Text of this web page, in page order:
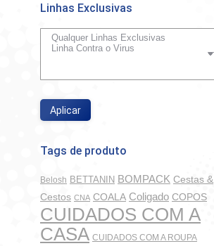
Linhas Exclusivas
Aplicar
Tags de produto
Belosh BETTANIN BOMPACK Cestas &
Cestos CNA COALA Coligado COPOS
CUIDADOS COM A
CASA CUIDADOS COM A ROUPA